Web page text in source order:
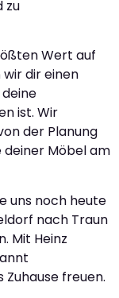
zu
Wert auf
dir einen
ist. Wir
der Planung
deiner Möbel am
uns noch heute
nach Traun
Mit Heinz
Zuhause freuen.